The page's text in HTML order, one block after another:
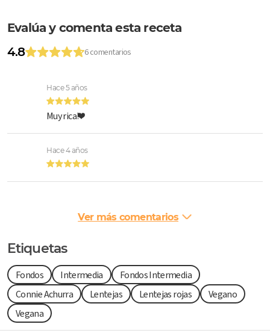
Evalúa y comenta esta receta
4.8
6 comentarios
Hace 5 años
Muy rica!❤️
Hace 4 años
Ver más comentarios
Etiquetas
Fondos Intermedia
Fondos Intermedia
Connie Achurra
Lentejas Lentejas rojas
Vegano
Vegana